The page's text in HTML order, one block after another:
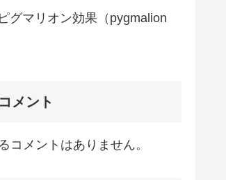
グマリオン効果（pygmalion
メント
コメントはありません。